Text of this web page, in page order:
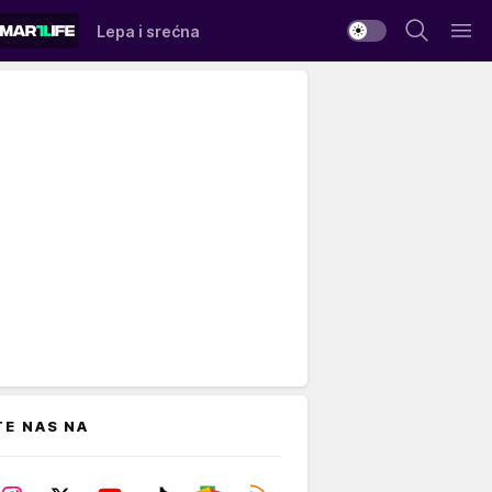
Lepa i srećna
NAS NA